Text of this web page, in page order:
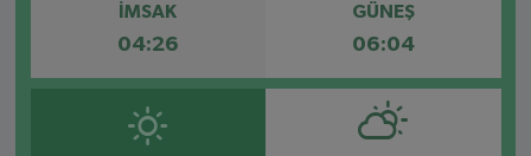
İMSAK
04:26
GÜNEŞ
06:04